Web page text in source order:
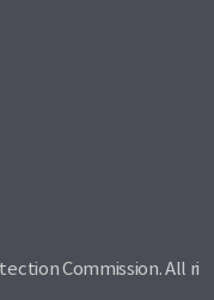
Commission. All ri